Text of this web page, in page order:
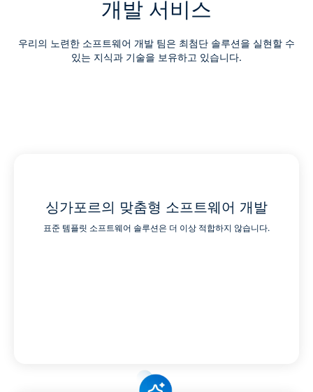
개발 서비스
우리의 노련한 소프트웨어 개발 팀은 최첨단 솔루션을 실현할 수
있는 지식과 기술을 보유하고 있습니다.
싱가포르의 맞춤형 소프트웨어 개발
표준 템플릿 소프트웨어 솔루션은 더 이상 적합하지 않습니다.